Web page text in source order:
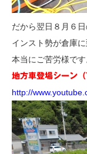
だから翌日８月６
インスト勢が倉庫
本当にご苦労様で
地方車登場シーン
http://